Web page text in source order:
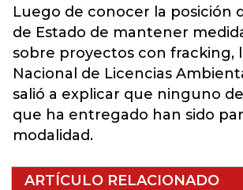
Luego de conocer la posición
de Estado de mantener
sobre proyectos con fracking,
Nacional de Licencias
salió a explicar que ninguno
que ha entregado han sido
modalidad.
ARTÍCULO RELACIONADO